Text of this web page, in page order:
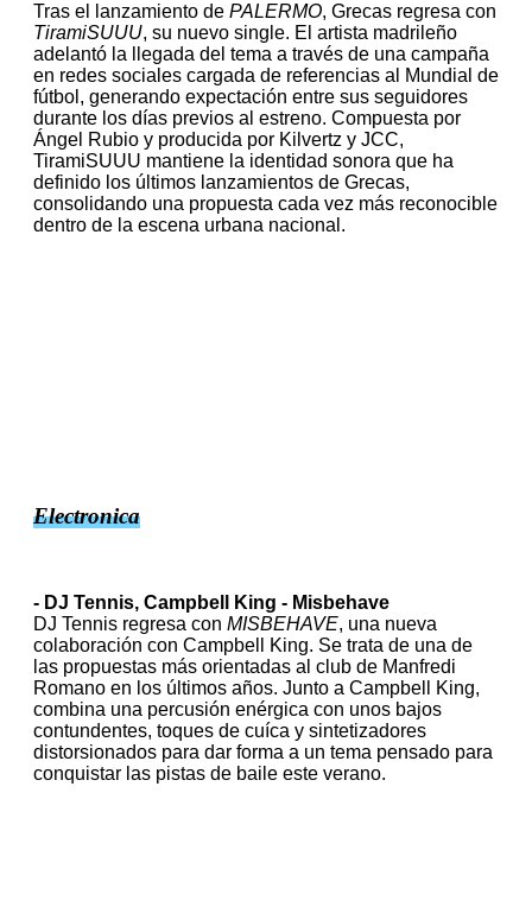
Tras el lanzamiento de PALERMO, Grecas regresa con
TiramiSUUU, su nuevo single. El artista madrileño
adelantó la llegada del tema a través de una campaña
en redes sociales cargada de referencias al Mundial de
fútbol, generando expectación entre sus seguidores
durante los días previos al estreno. Compuesta por
Ángel Rubio y producida por Kilvertz y JCC,
TiramiSUUU mantiene la identidad sonora que ha
definido los últimos lanzamientos de Grecas,
consolidando una propuesta cada vez más reconocible
dentro de la escena urbana nacional.
Electronica
- DJ Tennis, Campbell King - Misbehave
DJ Tennis regresa con MISBEHAVE, una nueva
colaboración con Campbell King. Se trata de una de
las propuestas más orientadas al club de Manfredi
Romano en los últimos años. Junto a Campbell King,
combina una percusión enérgica con unos bajos
contundentes, toques de cuíca y sintetizadores
distorsionados para dar forma a un tema pensado para
conquistar las pistas de baile este verano.